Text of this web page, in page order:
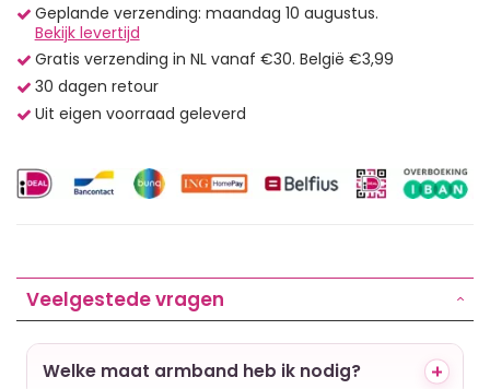
Geplande verzending: maandag 10 augustus.
Bekijk levertijd
Gratis verzending in NL vanaf €30. België €3,99
30 dagen retour
Uit eigen voorraad geleverd
Veelgestede vragen
Welke maat armband heb ik nodig?